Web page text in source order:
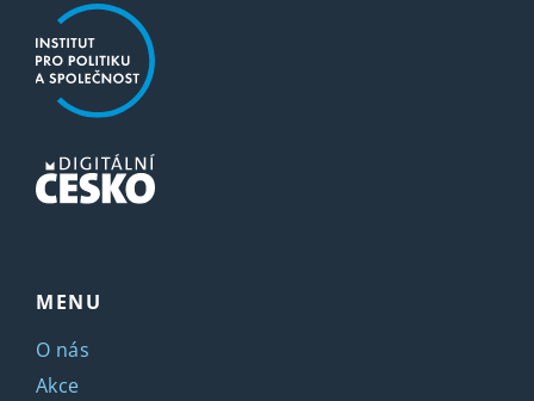
MENU
O nás
Akce